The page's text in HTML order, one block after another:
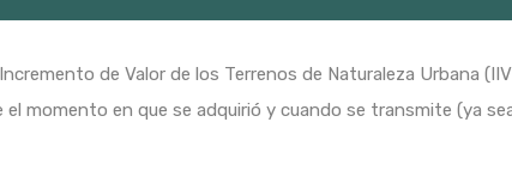
de Valor de los Terrenos de Naturaleza Urbana
momento en que se adquirió y cuando se transmite (ya